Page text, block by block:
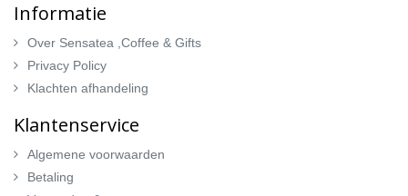
Informatie
Over Sensatea ,Coffee & Gifts
Privacy Policy
Klachten afhandeling
Klantenservice
Algemene voorwaarden
Betaling